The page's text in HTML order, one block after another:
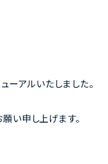
ーアルいたしました。
い申し上げます。